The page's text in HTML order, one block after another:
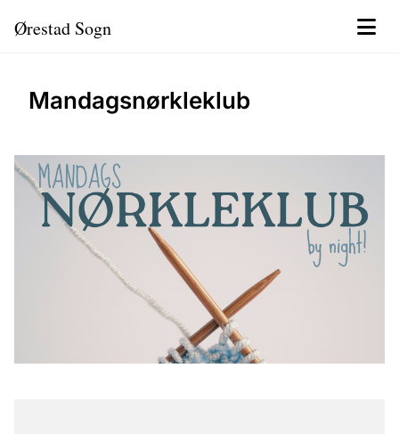
Ørestad Sogn
Mandagsnørkleklub